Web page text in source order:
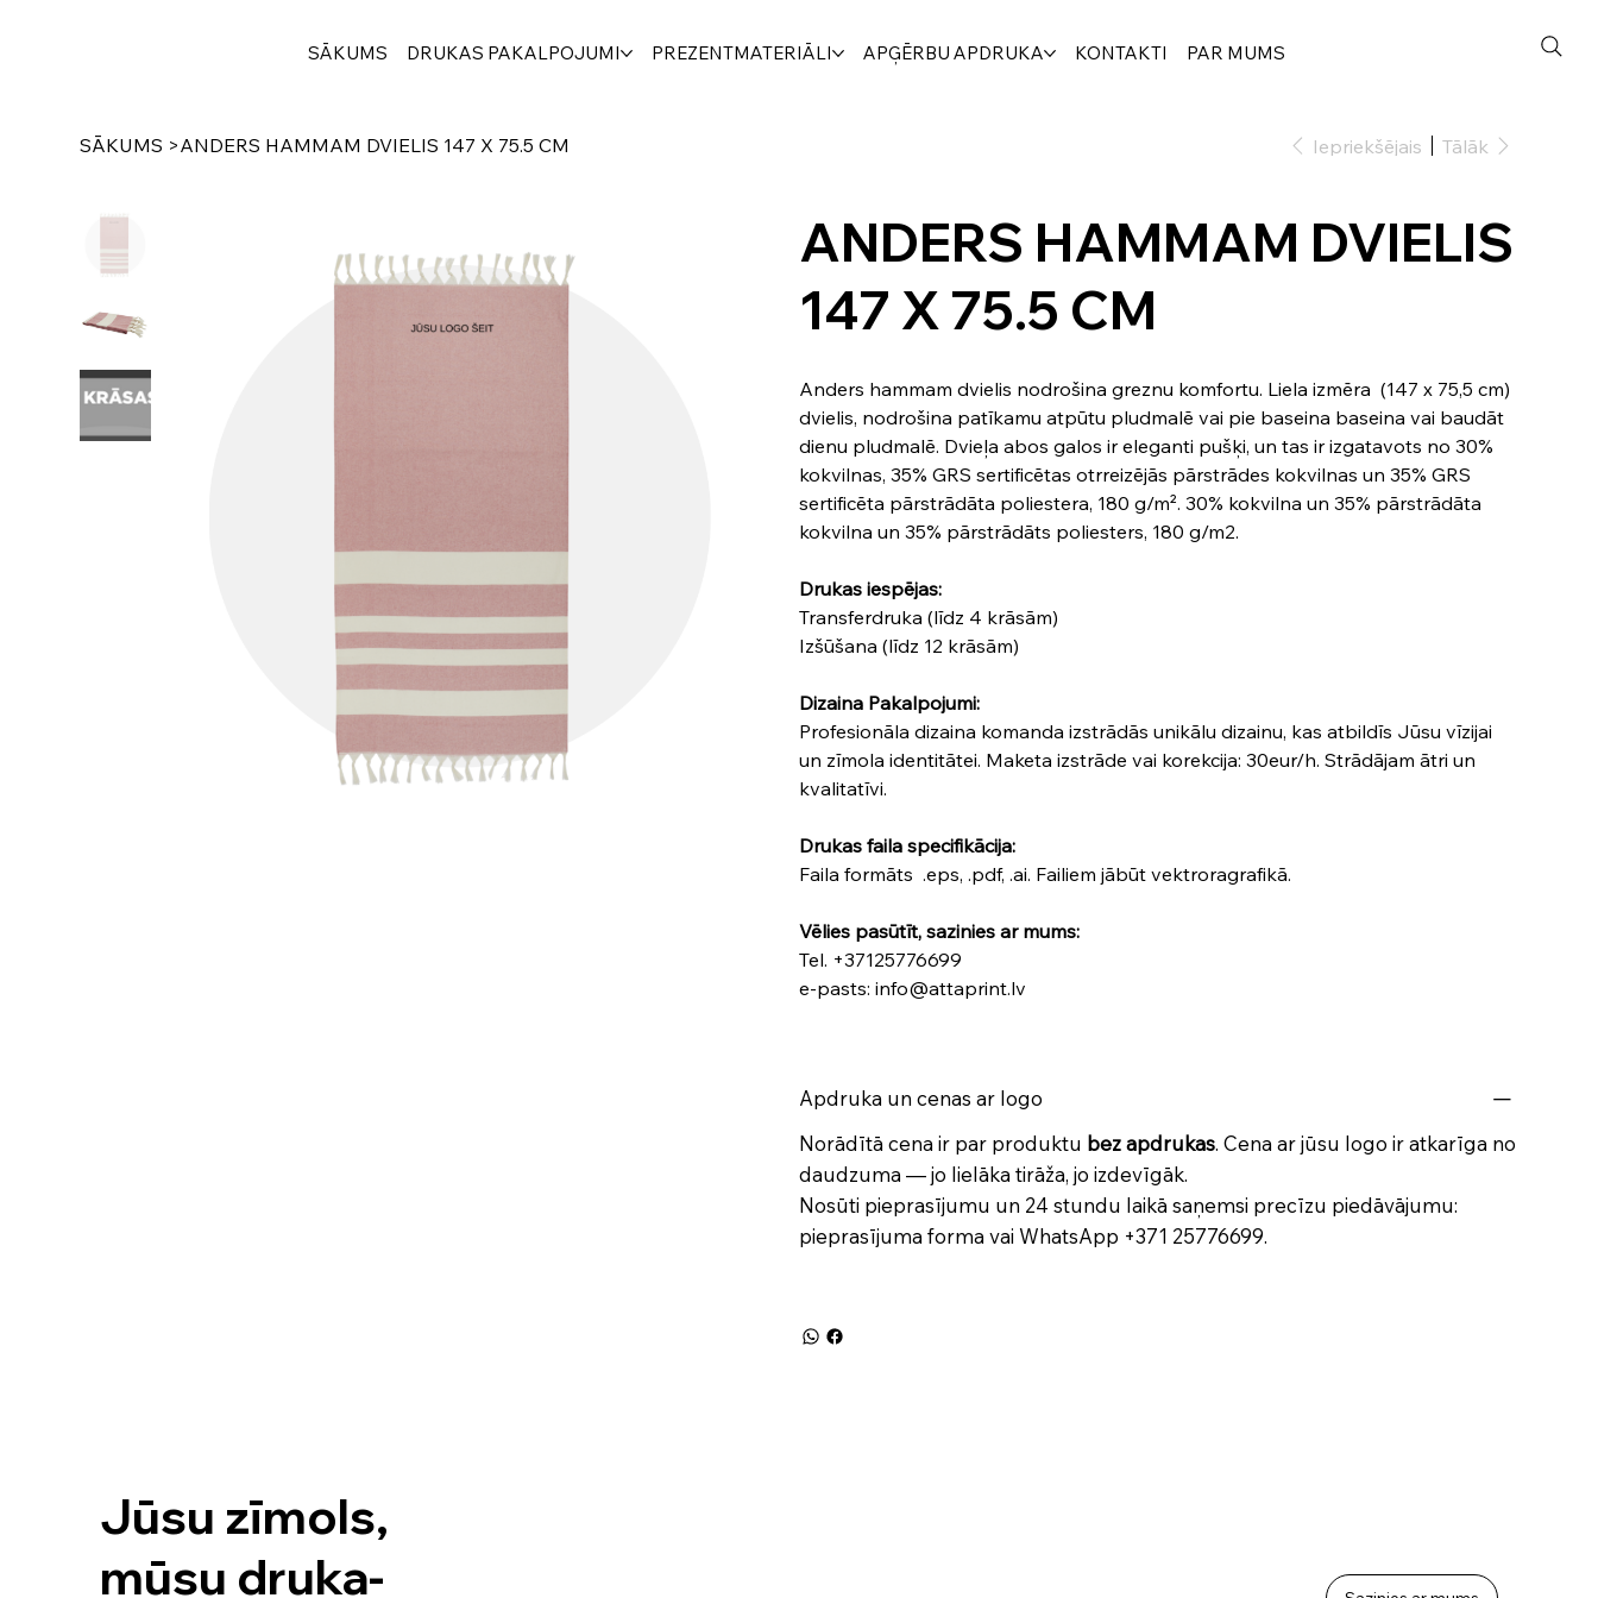
SĀKUMS DRUKAS PAKALPOJUMI PREZENTMATERIĀLI APĢĒRBU APDRUKA KONTAKTI PAR MUMS
SĀKUMS >ANDERS HAMMAM DVIELIS 147 X 75.5 CM Iepriekšējais Tālāk
ANDERS HAMMAM DVIELIS
147 X 75.5 CM
Anders hammam dvielis nodrošina greznu komfortu. Liela izmēra (147 x 75,5 cm)
dvielis, nodrošina patīkamu atpūtu pludmalē vai pie baseina baseina vai baudāt
dienu pludmalē. Dvieļa abos galos ir eleganti pušķi, un tas ir izgatavots no 30%
kokvilnas, 35% GRS sertificētas otrreizējās pārstrādes kokvilnas un 35% GRS
sertificēta pārstrādāta poliestera, 180 g/m². 30% kokvilna un 35% pārstrādāta
kokvilna un 35% pārstrādāts poliesters, 180 g/m2.
Drukas iespējas:
Transferdruka (līdz 4 krāsām)
Izšūšana (līdz 12 krāsām)
Dizaina Pakalpojumi:
Profesionāla dizaina komanda izstrādās unikālu dizainu, kas atbildīs Jūsu vīzijai
un zīmola identitātei. Maketa izstrāde vai korekcija: 30eur/h. Strādājam ātri un
kvalitatīvi.
Drukas faila specifikācija:
Faila formāts .eps, .pdf, .ai. Failiem jābūt vektroragrafikā.
Vēlies pasūtīt, sazinies ar mums:
Tel. +37125776699
e-pasts: info@attaprint.lv
Apdruka un cenas ar logo
Norādītā cena ir par produktu bez apdrukas. Cena ar jūsu logo ir atkarīga no
daudzuma — jo lielāka tirāža, jo izdevīgāk.
Nosūti pieprasījumu un 24 stundu laikā saņemsi precīzu piedāvājumu:
pieprasījuma forma vai WhatsApp +371 25776699.
Jūsu zīmols,
mūsu druka-